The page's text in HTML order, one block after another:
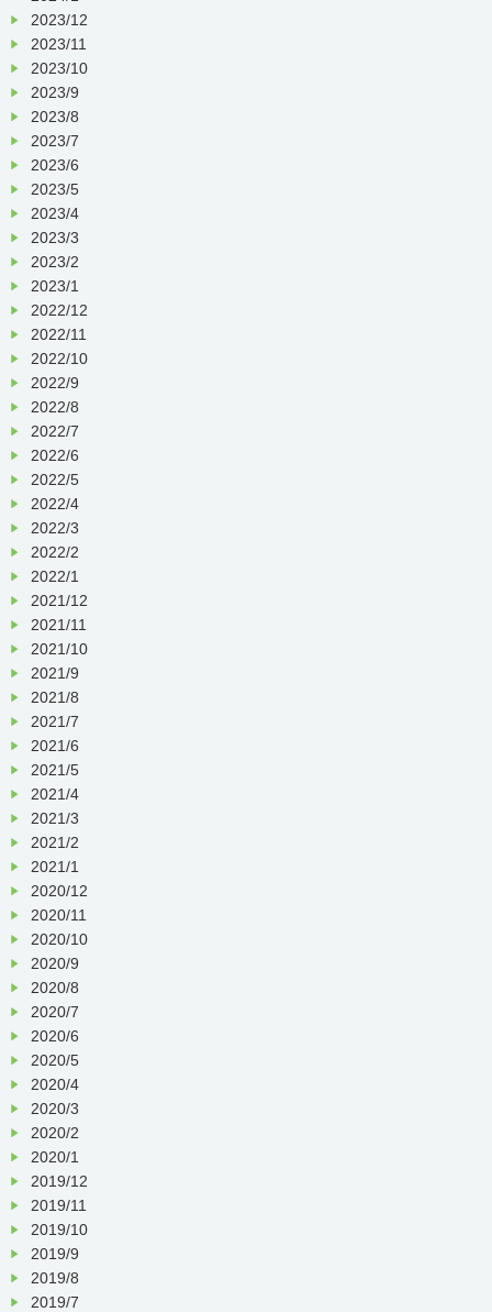
2023/12
2023/11
2023/10
2023/9
2023/8
2023/7
2023/6
2023/5
2023/4
2023/3
2023/2
2023/1
2022/12
2022/11
2022/10
2022/9
2022/8
2022/7
2022/6
2022/5
2022/4
2022/3
2022/2
2022/1
2021/12
2021/11
2021/10
2021/9
2021/8
2021/7
2021/6
2021/5
2021/4
2021/3
2021/2
2021/1
2020/12
2020/11
2020/10
2020/9
2020/8
2020/7
2020/6
2020/5
2020/4
2020/3
2020/2
2020/1
2019/12
2019/11
2019/10
2019/9
2019/8
2019/7